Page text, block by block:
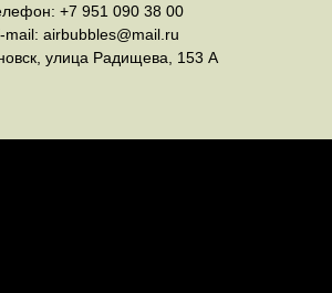
+7 951 090 38 00
mail: airbubbles@mail.ru
улица Радищева, 153 А